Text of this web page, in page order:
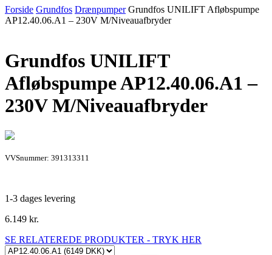
Forside Grundfos Drænpumper Grundfos UNILIFT Afløbspumpe
AP12.40.06.A1 – 230V M/Niveauafbryder
Grundfos UNILIFT
Afløbspumpe AP12.40.06.A1 –
230V M/Niveauafbryder
VVSnummer: 391313311
1-3 dages levering
6.149 kr.
SE RELATEREDE PRODUKTER - TRYK HER